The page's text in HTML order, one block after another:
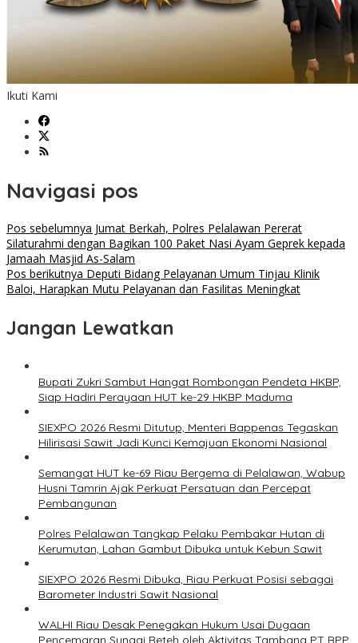
Ikuti Kami
Navigasi pos
Pos sebelumnya Jumat Berkah, Polres Pelalawan Pererat
Silaturahmi dengan Bagikan 100 Paket Nasi Ayam Geprek kepada
Jamaah Masjid As-Salam
Pos berikutnya Deputi Bidang Pelayanan Umum Tinjau Klinik
Baloi, Harapkan Mutu Pelayanan dan Fasilitas Meningkat
Jangan Lewatkan
Bupati Zukri Sambut Hangat Rombongan Pendeta HKBP,
Siap Hadiri Perayaan HUT ke-29 HKBP Maduma
SIEXPO 2026 Resmi Ditutup, Menteri Bappenas Tegaskan
Hilirisasi Sawit Jadi Kunci Kemajuan Ekonomi Nasional
Semangat HUT ke-69 Riau Bergema di Pelalawan, Wabup
Husni Tamrin Ajak Perkuat Persatuan dan Percepat
Pembangunan
Polres Pelalawan Tangkap Pelaku Pembakar Hutan di
Kerumutan, Lahan Gambut Dibuka untuk Kebun Sawit
SIEXPO 2026 Resmi Dibuka, Riau Perkuat Posisi sebagai
Barometer Industri Sawit Nasional
WALHI Riau Desak Penegakan Hukum Usai Dugaan
Pencemaran Sungai Reteh oleh Aktivitas Tambang PT BPP